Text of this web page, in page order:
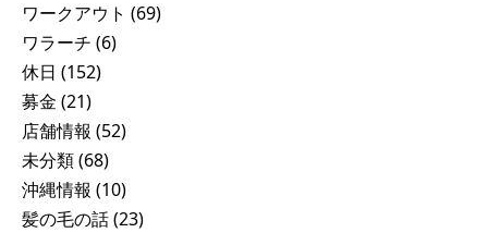
ワークアウト (69)
ワラーチ (6)
休日 (152)
募金 (21)
店舗情報 (52)
未分類(68)
沖縄情報 (10)
髪の毛の話(23)